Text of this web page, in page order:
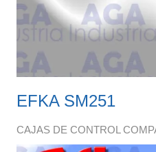
EFKA SM251
CAJAS DE CONTROL